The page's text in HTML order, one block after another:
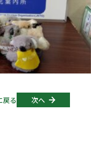
戻る 次へ